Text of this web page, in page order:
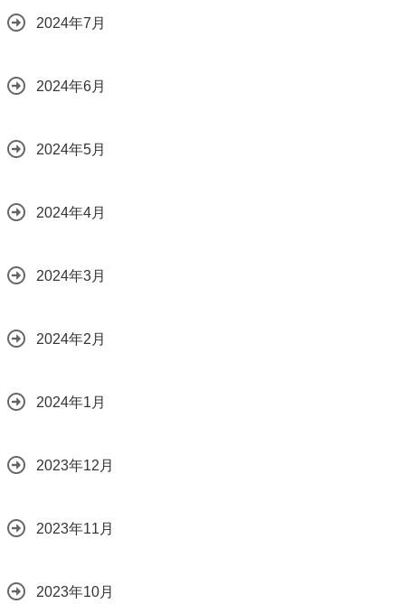
2024年7月
2024年6月
2024年5月
2024年4月
2024年3月
2024年2月
2024年1月
2023年12月
2023年11月
2023年10月